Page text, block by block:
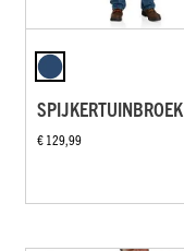
SPIJKERTUINBROEK
€ 129,99